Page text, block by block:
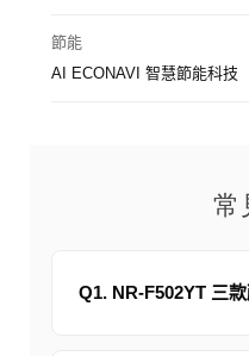
節能
AI ECONAVI 智慧節能科技
常
Q1. NR-F502YT 三